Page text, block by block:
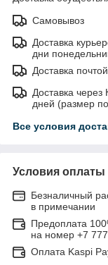
Самовывоз
Доставка
дни
Доставка
Доставка
дней (размер
Все условия
Условия оплаты
Безналичный
в примечании
Предоплата
на номер +7
Оплата Kaspi